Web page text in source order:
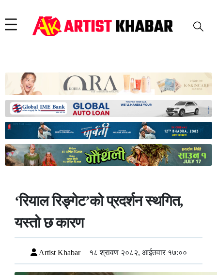
‘रियाल रिङ्गेट’को प्रदर्शन स्थगित,
यस्तो छ कारण
Artist Khabar १८ श्रावण २०८२, आईतवार १७:००